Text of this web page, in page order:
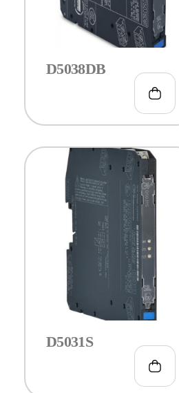
D5038DB
193.00
D5031S
117.00